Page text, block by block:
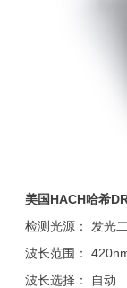
美国HACH哈希
检测光源： 发光
波长范围：
波长选择： 自动